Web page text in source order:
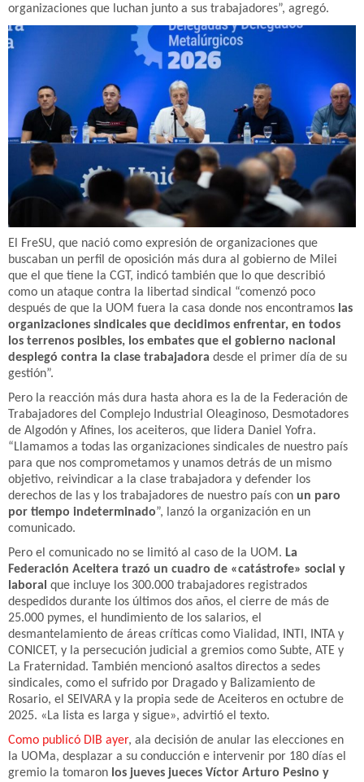
organizaciones que luchan junto a sus trabajadores”, agregó.
El FreSU, que nació como expresión de organizaciones que
buscaban un perfil de oposición más dura al gobierno de Milei
que el que tiene la CGT, indicó también que lo que describió
como un ataque contra la libertad sindical “comenzó poco
después de que la UOM fuera la casa donde nos encontramos las
organizaciones sindicales que decidimos enfrentar, en todos
los terrenos posibles, los embates que el gobierno nacional
desplegó contra la clase trabajadora desde el primer día de su
gestión”.
Pero la reacción más dura hasta ahora es la de la Federación de
Trabajadores del Complejo Industrial Oleaginoso, Desmotadores
de Algodón y Afines, los aceiteros, que lidera Daniel Yofra.
“Llamamos a todas las organizaciones sindicales de nuestro país
para que nos comprometamos y unamos detrás de un mismo
objetivo, reivindicar a la clase trabajadora y defender los
derechos de las y los trabajadores de nuestro país con un paro
por tiempo indeterminado”, lanzó la organización en un
comunicado.
Pero el comunicado no se limitó al caso de la UOM. La
Federación Aceitera trazó un cuadro de «catástrofe» social y
laboral que incluye los 300.000 trabajadores registrados
despedidos durante los últimos dos años, el cierre de más de
25.000 pymes, el hundimiento de los salarios, el
desmantelamiento de áreas críticas como Vialidad, INTI, INTA y
CONICET, y la persecución judicial a gremios como Subte, ATE y
La Fraternidad. También mencionó asaltos directos a sedes
sindicales, como el sufrido por Dragado y Balizamiento de
Rosario, el SEIVARA y la propia sede de Aceiteros en octubre de
2025. «La lista es larga y sigue», advirtió el texto.
Como publicó DIB ayer, ala decisión de anular las elecciones en
la UOMa, desplazar a su conducción e intervenir por 180 días el
gremio la tomaron los jueves jueces Víctor Arturo Pesino y